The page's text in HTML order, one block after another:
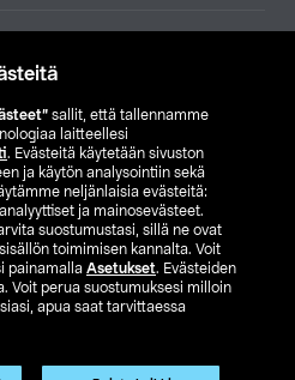
sallit, että tallennamme
laitteellesi
. Evästeitä käytetään sivuston
ja käytön analysointiin sekä
neljänlaisia evästeitä:
ja mainosevästeet.
suostumustasi, sillä ne ovat
toimimisen kannalta. Voit
painamalla Asetukset. Evästeiden
Voit perua suostumuksesi milloin
apua saat tarvittaessa
myymälä
NO FI
SV